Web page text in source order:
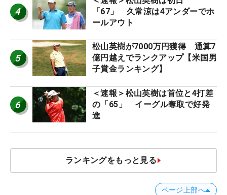
4
「67」 久常涼は4アンダーでホ
ールアウト
5
松山英樹が7000万円獲得 通算7
億円越えでランクアップ【米国男
子賞金ランキング】
6
＜速報＞松山英樹は首位と4打差
の「65」 イーグル奪取で好発
進
ランキングをもっと見る
ページ上部へ